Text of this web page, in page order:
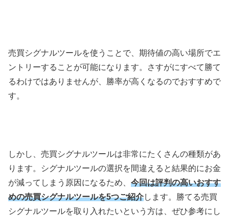
売買シグナルツールを使うことで、期待値の高い場所でエ
ントリーすることが可能になります。さすがにすべて勝て
るわけではありませんが、勝率が高くなるのでおすすめで
す。
しかし、売買シグナルツールは非常にたくさんの種類があ
ります。シグナルツールの選択を間違えると結果的にお金
が減ってしまう原因になるため、 今回は評判の高いおすす
めの売買シグナルツールを5つご紹介します。勝てる売買
シグナルツールを取り入れたいという方は、ぜひ参考にし